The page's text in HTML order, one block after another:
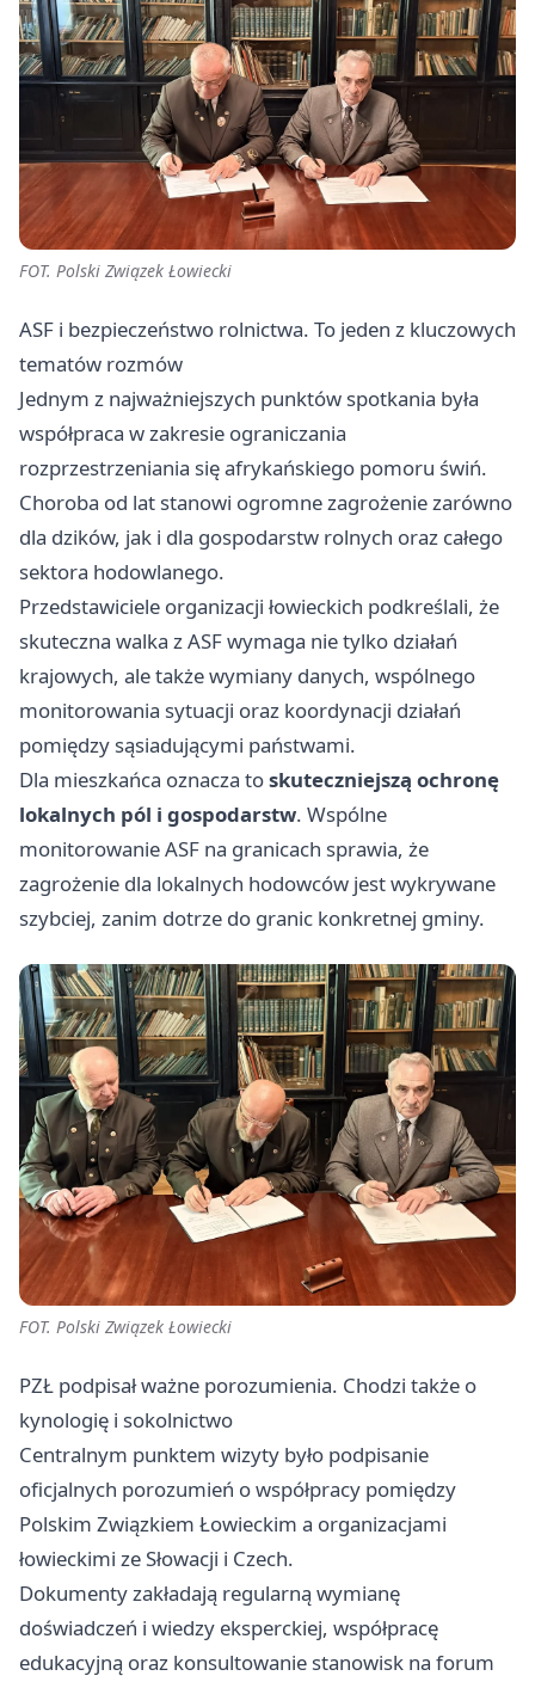
FOT. Polski Związek Łowiecki
ASF i bezpieczeństwo rolnictwa. To jeden z kluczowych
tematów rozmów
Jednym z najważniejszych punktów spotkania była
współpraca w zakresie ograniczania
rozprzestrzeniania się afrykańskiego pomoru świń.
Choroba od lat stanowi ogromne zagrożenie zarówno
dla dzików, jak i dla gospodarstw rolnych oraz całego
sektora hodowlanego.
Przedstawiciele organizacji łowieckich podkreślali, że
skuteczna walka z ASF wymaga nie tylko działań
krajowych, ale także wymiany danych, wspólnego
monitorowania sytuacji oraz koordynacji działań
pomiędzy sąsiadującymi państwami.
Dla mieszkańca oznacza toskuteczniejszą ochronę
lokalnych pól i gospodarstw. Wspólne
monitorowanie ASF na granicach sprawia, że
zagrożenie dla lokalnych hodowców jest wykrywane
szybciej, zanim dotrze do granic konkretnej gminy.
FOT. Polski Związek Łowiecki
PZŁ podpisał ważne porozumienia. Chodzi także o
kynologię i sokolnictwo
Centralnym punktem wizyty było podpisanie
oficjalnych porozumień o współpracy pomiędzy
Polskim Związkiem Łowieckim a organizacjami
łowieckimi ze Słowacji i Czech.
Dokumenty zakładają regularną wymianę
doświadczeń i wiedzy eksperckiej, współpracę
edukacyjną oraz konsultowanie stanowisk na forum